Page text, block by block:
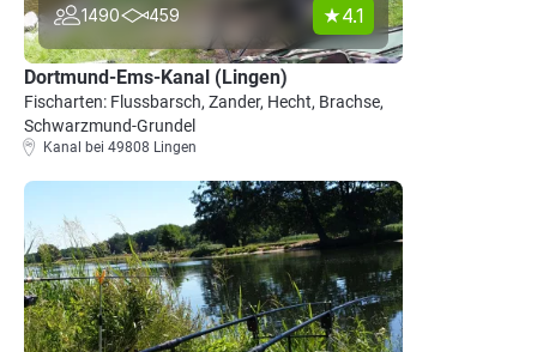
1490 459 4.1
Dortmund-Ems-Kanal (Lingen)
Fischarten: Flussbarsch, Zander, Hecht, Brachse,
Schwarzmund-Grundel
Kanal bei 49808 Lingen